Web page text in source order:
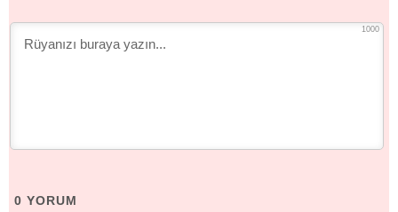
1000
0 YORUM